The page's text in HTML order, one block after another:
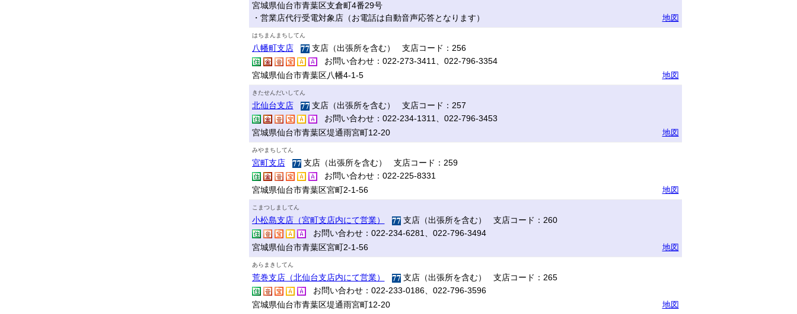
宮城県仙台市青葉区支倉町4番29号
・営業店代行受電対象店（お電話は自動音声応答となります）
地図
はちまんまちしてん
八幡町支店
支店（出張所を含む） 支店コード：256
お問い合わせ：022-273-3411、022-796-3354
宮城県仙台市青葉区八幡4-1-5
地図
きたせんだいしてん
北仙台支店
支店（出張所を含む） 支店コード：257
お問い合わせ：022-234-1311、022-796-3453
宮城県仙台市青葉区堤通雨宮町12-20
地図
みやまちしてん
宮町支店
支店（出張所を含む） 支店コード：259
お問い合わせ：022-225-8331
宮城県仙台市青葉区宮町2-1-56
地図
こまつしましてん
小松島支店（宮町支店内にて営業）
支店（出張所を含む） 支店コード：260
お問い合わせ：022-234-6281、022-796-3494
宮城県仙台市青葉区宮町2-1-56
地図
あらまきしてん
荒巻支店（北仙台支店内にて営業）
支店（出張所を含む） 支店コード：265
お問い合わせ：022-233-0186、022-796-3596
宮城県仙台市青葉区堤通雨宮町12-20
地図